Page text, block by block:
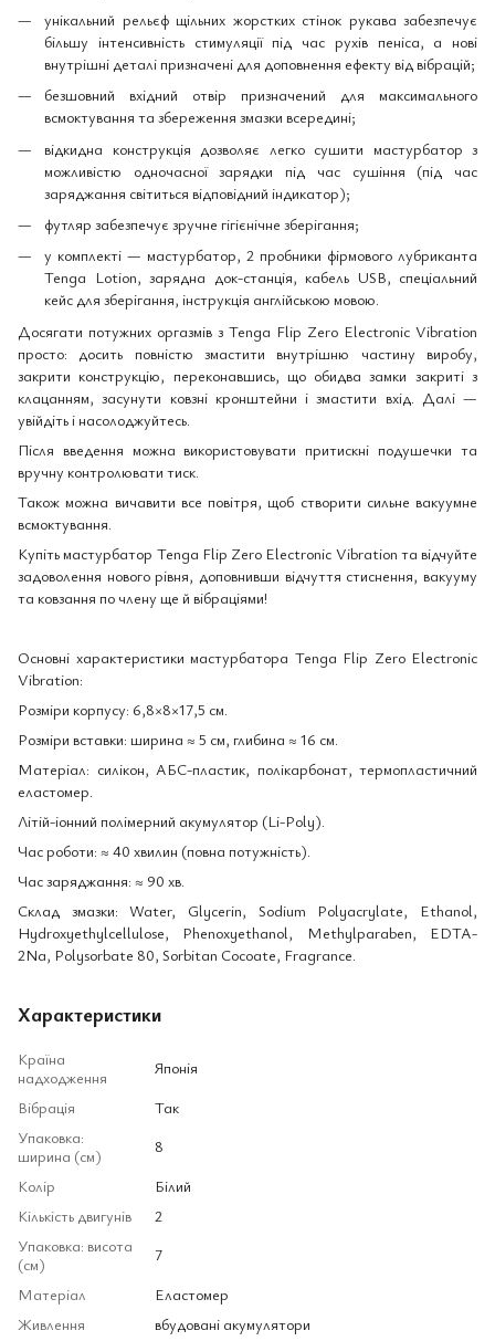
унікальний рельєф щільних жорстких стінок рукава забезпечує
більшу інтенсивність стимуляції під час рухів пеніса, а нові
внутрішні деталі призначені для доповнення ефекту від вібрацій;
безшовний вхідний отвір призначений для максимального
всмоктування та збереження змазки всередині;
відкидна конструкція дозволяє легко сушити мастурбатор з
можливістю одночасної зарядки під час сушіння (під час
заряджання світиться відповідний індикатор);
футляр забезпечує зручне гігієнічне зберігання;
у комплекті — мастурбатор, 2 пробники фірмового лубриканта
Tenga Lotion, зарядна док-станція, кабель USB, спеціальний
кейс для зберігання, інструкція англійською мовою.
Досягати потужних оргазмів з Tenga Flip Zero Electronic Vibration
просто: досить повністю змастити внутрішню частину виробу,
закрити конструкцію, переконавшись, що обидва замки закриті з
клацанням, засунути ковзні кронштейни і змастити вхід. Далі —
увійдіть і насолоджуйтесь.
Після введення можна використовувати притискні подушечки та
вручну контролювати тиск.
Також можна вичавити все повітря, щоб створити сильне вакуумне
всмоктування.
Купіть мастурбатор Tenga Flip Zero Electronic Vibration та відчуйте
задоволення нового рівня, доповнивши відчуття стиснення, вакууму
та ковзання по члену ще й вібраціями!
Основні характеристики мастурбатора Tenga Flip Zero Electronic
Vibration:
Розміри корпусу: 6,8×8×17,5 см.
Розміри вставки: ширина ≈ 5 см, глибина ≈ 16 см.
Матеріал: силікон, АБС-пластик, полікарбонат, термопластичний
еластомер.
Літій-іонний полімерний акумулятор (Li-Poly).
Час роботи: ≈ 40 хвилин (повна потужність).
Час заряджання: ≈ 90 хв.
Склад змазки: Water, Glycerin, Sodium Polyacrylate, Ethanol,
Hydroxyethylcellulose, Phenoxyethanol, Methylparaben, EDTA-
2Na, Polysorbate 80, Sorbitan Cocoate, Fragrance.
Характеристики
Країна
надходження
Японія
Вібрація
Так
Упаковка:
ширина (см)
8
Колір
Білий
Кількість двигунів
2
Упаковка: висота
(см)
7
Матеріал
Еластомер
Живлення
вбудовані акумулятори